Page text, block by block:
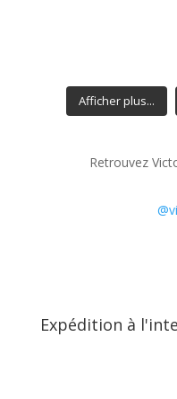
Afficher plus...
Retrouvez
Expédition à